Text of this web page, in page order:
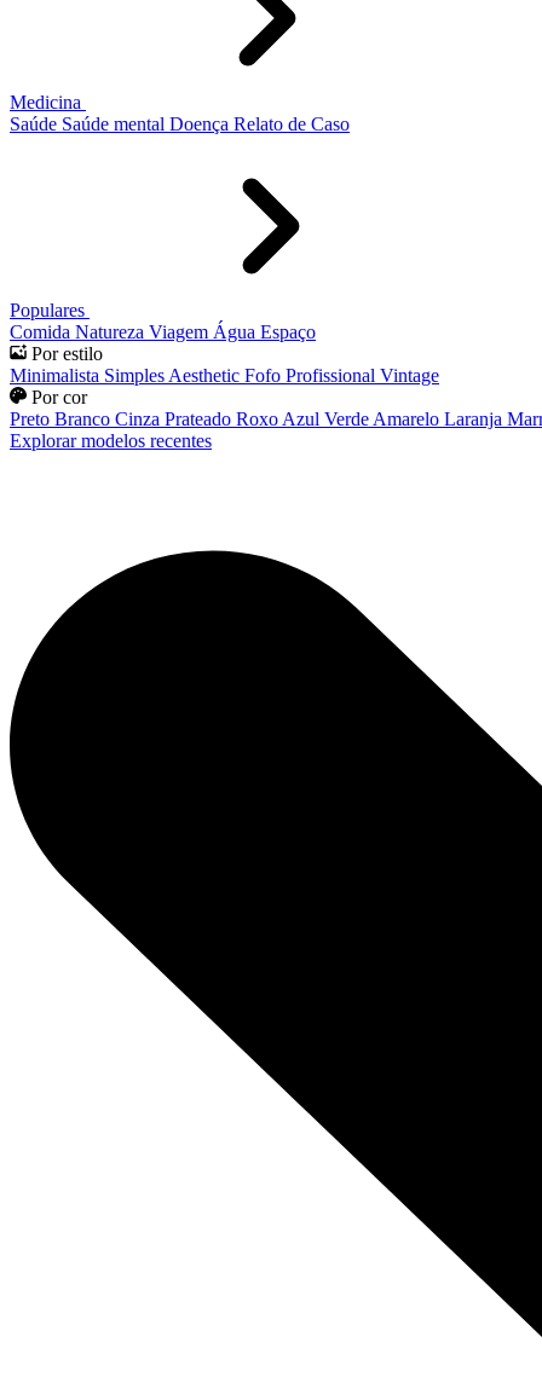
Medicina
Saúde Saúde mental Doença Relato de Caso
Populares
Comida Natureza Viagem Água Espaço
Por estilo
Minimalista Simples Aesthetic Fofo Profissional Vintage
Por cor
Preto Branco Cinza Prateado Roxo Azul Verde Amarelo Laranja
Explorar modelos recentes